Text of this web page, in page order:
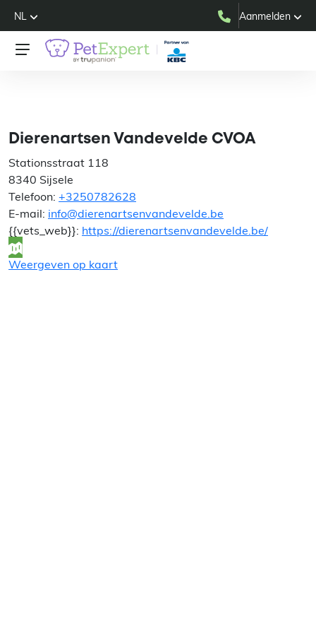
NL Aanmelden
Dierenartsen Vandevelde CVOA
Stationsstraat 118
8340 Sijsele
Telefoon: +3250782628
E-mail: info@dierenartsenvandevelde.be
{{vets_web}}: https://dierenartsenvandevelde.be/
Weergeven op kaart